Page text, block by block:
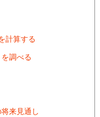
計算する
調べる
来見通し